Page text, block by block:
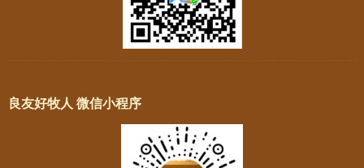
良友好牧人 微信小程序